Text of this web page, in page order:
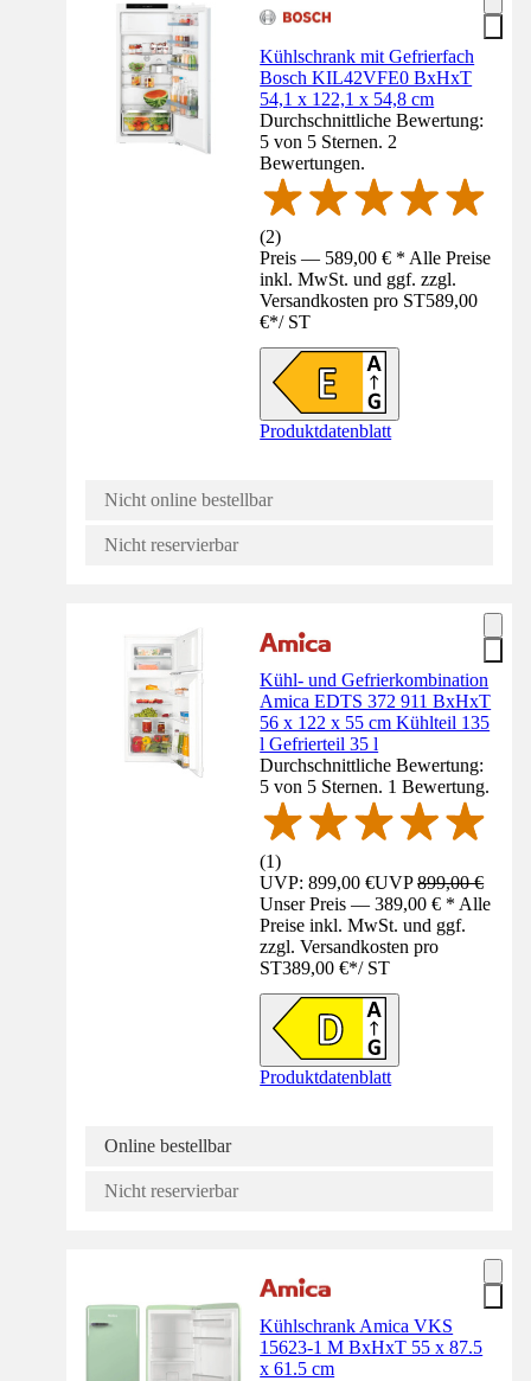
Kühlschrank mit Gefrierfach
Bosch KIL42VFE0 BxHxT
54,1 x 122,1 x 54,8 cm
Durchschnittliche Bewertung:
5 von 5 Sternen. 2
Bewertungen.
(2)
Preis — 589,00 € * Alle Preise
inkl. MwSt. und ggf. zzgl.
Versandkosten pro ST589,00
€*/ ST
Produktdatenblatt
Nicht online bestellbar
Nicht reservierbar
Kühl- und Gefrierkombination
Amica EDTS 372 911 BxHxT
56 x 122 x 55 cm Kühlteil 135
l Gefrierteil 35 l
Durchschnittliche Bewertung:
5 von 5 Sternen. 1 Bewertung.
(1)
UVP: 899,00 €UVP899,00 €
Unser Preis — 389,00 € * Alle
Preise inkl. MwSt. und ggf.
zzgl. Versandkosten pro
ST389,00 €*/ ST
Produktdatenblatt
Online bestellbar
Nicht reservierbar
Kühlschrank Amica VKS
15623-1 M BxHxT 55 x 87.5
x 61.5 cm